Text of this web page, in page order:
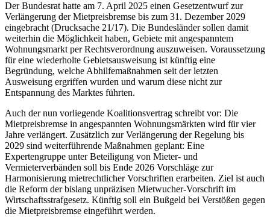
Der Bundesrat hatte am 7. April 2025 einen Gesetzentwurf zur
Verlängerung der Mietpreisbremse bis zum 31. Dezember 2029
eingebracht (Drucksache 21/17). Die Bundesländer sollen damit
weiterhin die Möglichkeit haben, Gebiete mit angespanntem
Wohnungsmarkt per Rechtsverordnung auszuweisen. Voraussetzung
für eine wiederholte Gebietsausweisung ist künftig eine
Begründung, welche Abhilfemaßnahmen seit der letzten
Ausweisung ergriffen wurden und warum diese nicht zur
Entspannung des Marktes führten.
Auch der nun vorliegende Koalitionsvertrag schreibt vor: Die
Mietpreisbremse in angespannten Wohnungsmärkten wird für vier
Jahre verlängert. Zusätzlich zur Verlängerung der Regelung bis
2029 sind weiterführende Maßnahmen geplant: Eine
Expertengruppe unter Beteiligung von Mieter- und
Vermieterverbänden soll bis Ende 2026 Vorschläge zur
Harmonisierung mietrechtlicher Vorschriften erarbeiten. Ziel ist auch
die Reform der bislang unpräzisen Mietwucher-Vorschrift im
Wirtschaftsstrafgesetz. Künftig soll ein Bußgeld bei Verstößen gegen
die Mietpreisbremse eingeführt werden.